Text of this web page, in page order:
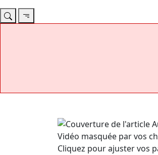
Vidéo masquée par vos
Cliquez pour ajuster vos